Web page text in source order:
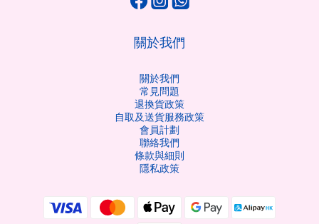
關於我們
關於我們
常見問題
退換貨政策
自取及送貨服務政策
會員計劃
聯絡我們
條款與細則
隱私政策